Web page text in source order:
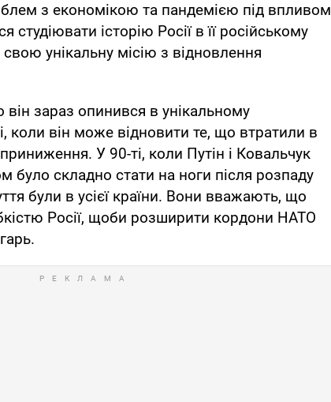
з економікою та пандемією під впливом
студіювати історію Росії в її російському
свою унікальну місію з відновлення
зараз опинився в унікальному
коли він може відновити те, що втратили в
У 90-ті, коли Путін і Ковальчук
було складно стати на ноги після розпаду
були в усієї країни. Вони вважають, що
Росії, щоби розширити кордони НАТО